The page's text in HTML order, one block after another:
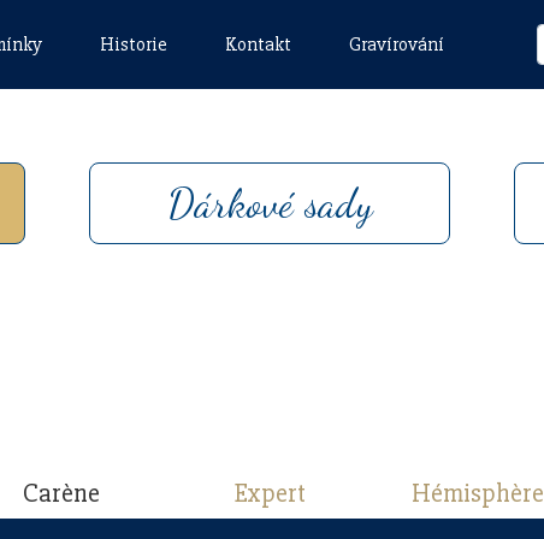
Historie Kontakt Gravírování
Dárkové sady
Carène Expert Hémisphère